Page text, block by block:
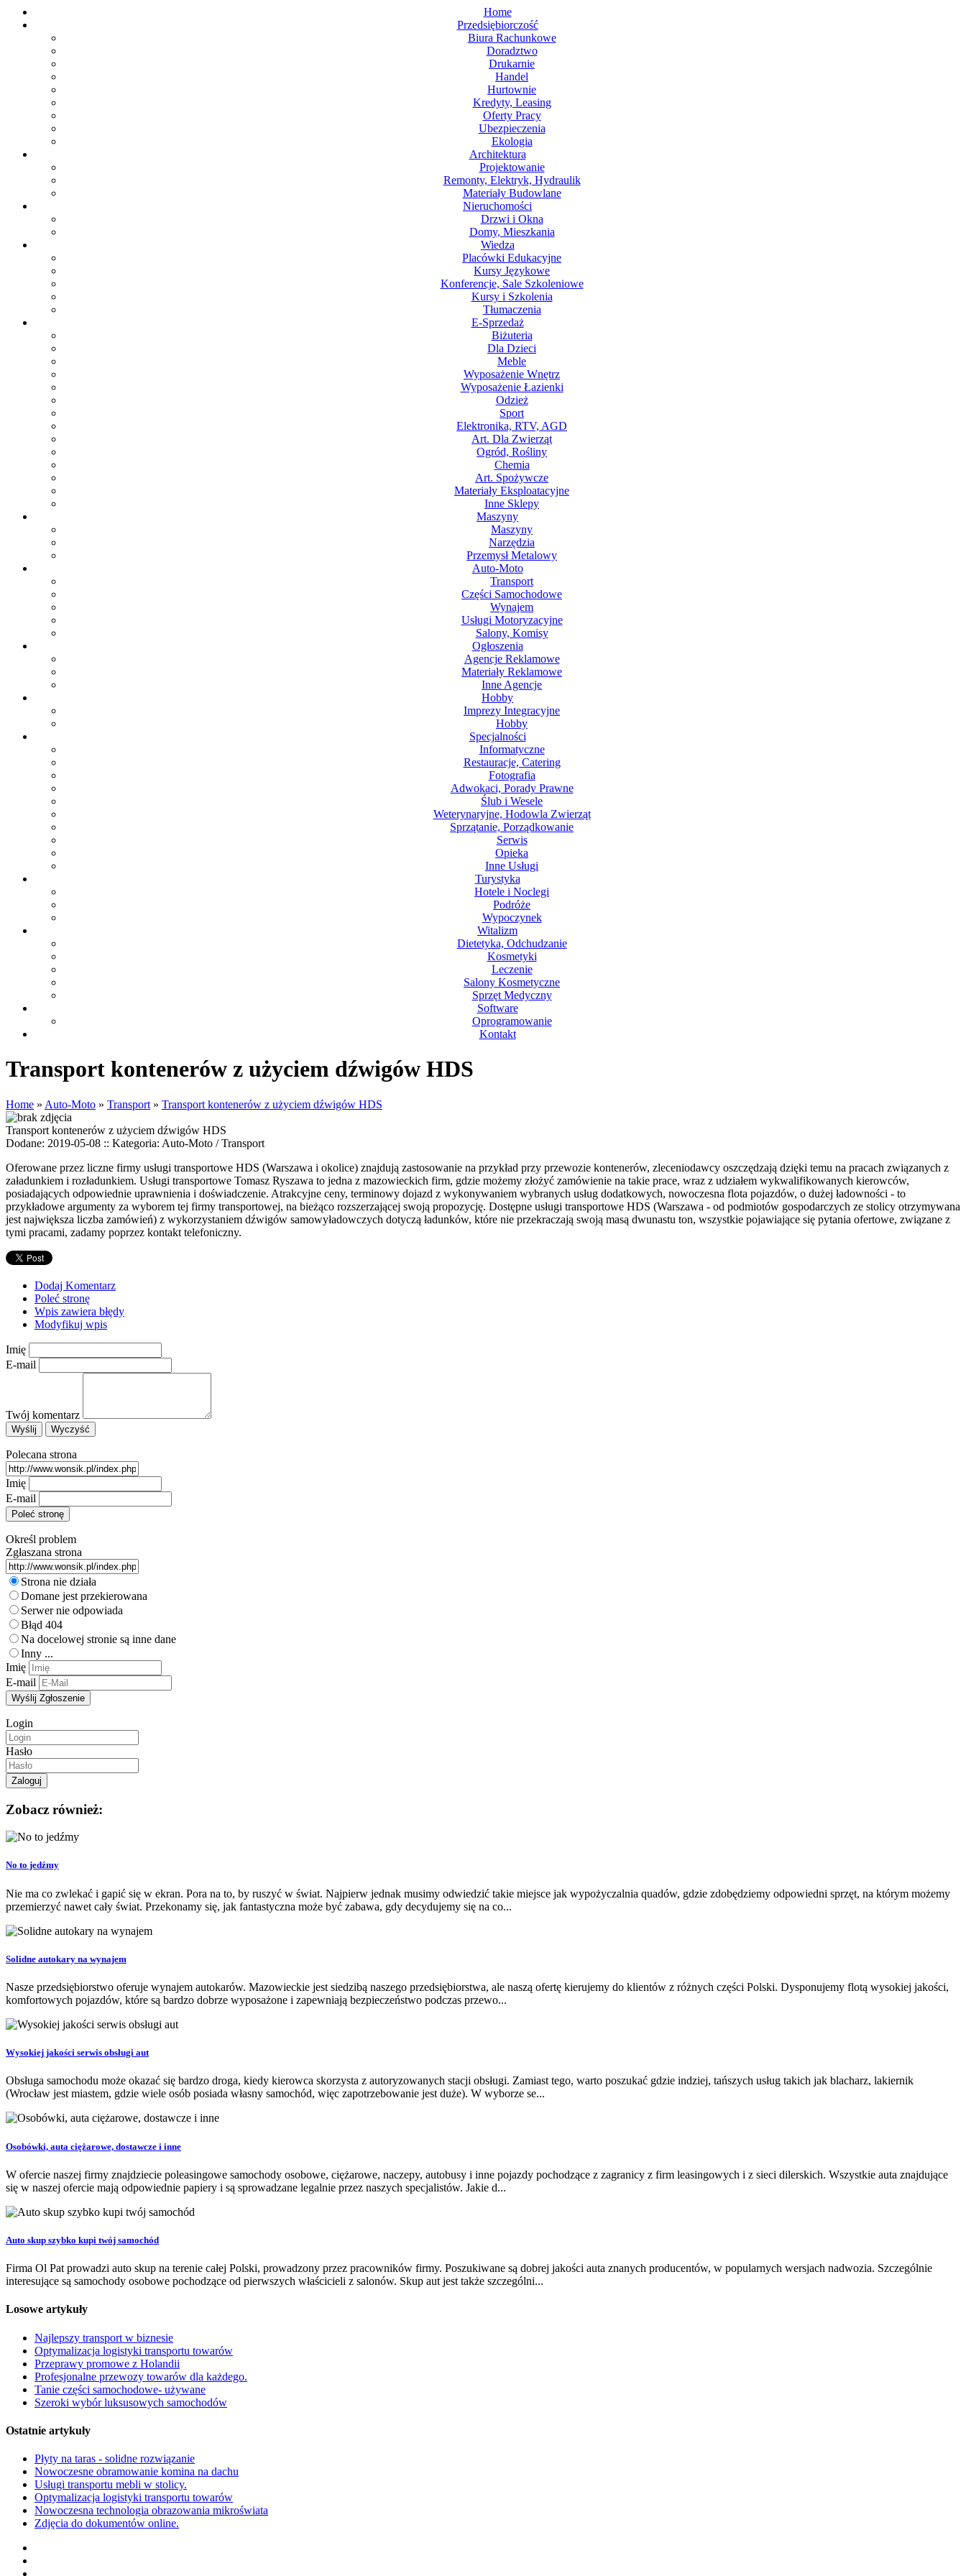
Home
Przedsiębiorczość
Biura Rachunkowe
Doradztwo
Drukarnie
Handel
Hurtownie
Kredyty, Leasing
Oferty Pracy
Ubezpieczenia
Ekologia
Architektura
Projektowanie
Remonty, Elektryk, Hydraulik
Materiały Budowlane
Nieruchomości
Drzwi i Okna
Domy, Mieszkania
Wiedza
Placówki Edukacyjne
Kursy Językowe
Konferencje, Sale Szkoleniowe
Kursy i Szkolenia
Tłumaczenia
E-Sprzedaż
Biżuteria
Dla Dzieci
Meble
Wyposażenie Wnętrz
Wyposażenie Łazienki
Odzież
Sport
Elektronika, RTV, AGD
Art. Dla Zwierząt
Ogród, Rośliny
Chemia
Art. Spożywcze
Materiały Eksploatacyjne
Inne Sklepy
Maszyny
Maszyny
Narzędzia
Przemysł Metalowy
Auto-Moto
Transport
Części Samochodowe
Wynajem
Usługi Motoryzacyjne
Salony, Komisy
Ogłoszenia
Agencje Reklamowe
Materiały Reklamowe
Inne Agencje
Hobby
Imprezy Integracyjne
Hobby
Specjalności
Informatyczne
Restauracje, Catering
Fotografia
Adwokaci, Porady Prawne
Ślub i Wesele
Weterynaryjne, Hodowla Zwierząt
Sprzątanie, Porządkowanie
Serwis
Opieka
Inne Usługi
Turystyka
Hotele i Noclegi
Podróże
Wypoczynek
Witalizm
Dietetyka, Odchudzanie
Kosmetyki
Leczenie
Salony Kosmetyczne
Sprzęt Medyczny
Software
Oprogramowanie
Kontakt
Transport kontenerów z użyciem dźwigów HDS
Home » Auto-Moto » Transport » Transport kontenerów z użyciem dźwigów HDS
Transport kontenerów z użyciem dźwigów HDS
Dodane: 2019-05-08 :: Kategoria: Auto-Moto / Transport
Oferowane przez liczne firmy usługi transportowe HDS (Warszawa i okolice) znajdują zastosowanie na przykład przy przewozie kontenerów, zleceniodawcy oszczędzają dzięki temu na pracach związanych z
załadunkiem i rozładunkiem. Usługi transportowe Tomasz Ryszawa to jedna z mazowieckich firm, gdzie możemy złożyć zamówienie na takie prace, wraz z udziałem wykwalifikowanych kierowców,
posiadających odpowiednie uprawnienia i doświadczenie. Atrakcyjne ceny, terminowy dojazd z wykonywaniem wybranych usług dodatkowych, nowoczesna flota pojazdów, o dużej ładowności - to
przykładowe argumenty za wyborem tej firmy transportowej, na bieżąco rozszerzającej swoją propozycję. Dostępne usługi transportowe HDS (Warszawa - od podmiotów gospodarczych ze stolicy otrzymywana
jest największa liczba zamówień) z wykorzystaniem dźwigów samowyładowczych dotyczą ładunków, które nie przekraczają swoją masą dwunastu ton, wszystkie pojawiające się pytania ofertowe, związane z
tymi pracami, zadamy poprzez kontakt telefoniczny.
Dodaj Komentarz
Poleć stronę
Wpis zawiera błędy
Modyfikuj wpis
Imię
E-mail
Twój komentarz
Polecana strona
Imię
E-mail
Określ problem
Zgłaszana strona
Strona nie działa
Domane jest przekierowana
Serwer nie odpowiada
Błąd 404
Na docelowej stronie są inne dane
Inny ...
Imię
E-mail
Login
Hasło
Zobacz również:
No to jedźmy
Nie ma co zwlekać i gapić się w ekran. Pora na to, by ruszyć w świat. Najpierw jednak musimy odwiedzić takie miejsce jak wypożyczalnia quadów, gdzie zdobędziemy odpowiedni sprzęt, na którym możemy
przemierzyć nawet cały świat. Przekonamy się, jak fantastyczna może być zabawa, gdy decydujemy się na co...
Solidne autokary na wynajem
Nasze przedsiębiorstwo oferuje wynajem autokarów. Mazowieckie jest siedzibą naszego przedsiębiorstwa, ale naszą ofertę kierujemy do klientów z różnych części Polski. Dysponujemy flotą wysokiej jakości,
komfortowych pojazdów, które są bardzo dobrze wyposażone i zapewniają bezpieczeństwo podczas przewo...
Wysokiej jakości serwis obsługi aut
Obsługa samochodu może okazać się bardzo droga, kiedy kierowca skorzysta z autoryzowanych stacji obsługi. Zamiast tego, warto poszukać gdzie indziej, tańszych usług takich jak blacharz, lakiernik
(Wrocław jest miastem, gdzie wiele osób posiada własny samochód, więc zapotrzebowanie jest duże). W wyborze se...
Osobówki, auta ciężarowe, dostawcze i inne
W ofercie naszej firmy znajdziecie poleasingowe samochody osobowe, ciężarowe, naczepy, autobusy i inne pojazdy pochodzące z zagranicy z firm leasingowych i z sieci dilerskich. Wszystkie auta znajdujące
się w naszej ofercie mają odpowiednie papiery i są sprowadzane legalnie przez naszych specjalistów. Jakie d...
Auto skup szybko kupi twój samochód
Firma Ol Pat prowadzi auto skup na terenie całej Polski, prowadzony przez pracowników firmy. Poszukiwane są dobrej jakości auta znanych producentów, w popularnych wersjach nadwozia. Szczególnie
interesujące są samochody osobowe pochodzące od pierwszych właścicieli z salonów. Skup aut jest także szczególni...
Losowe artykuły
Najlepszy transport w biznesie
Optymalizacja logistyki transportu towarów
Przeprawy promowe z Holandii
Profesjonalne przewozy towarów dla każdego.
Tanie części samochodowe- używane
Szeroki wybór luksusowych samochodów
Ostatnie artykuły
Płyty na taras - solidne rozwiązanie
Nowoczesne obramowanie komina na dachu
Usługi transportu mebli w stolicy.
Optymalizacja logistyki transportu towarów
Nowoczesna technologia obrazowania mikroświata
Zdjęcia do dokumentów online.